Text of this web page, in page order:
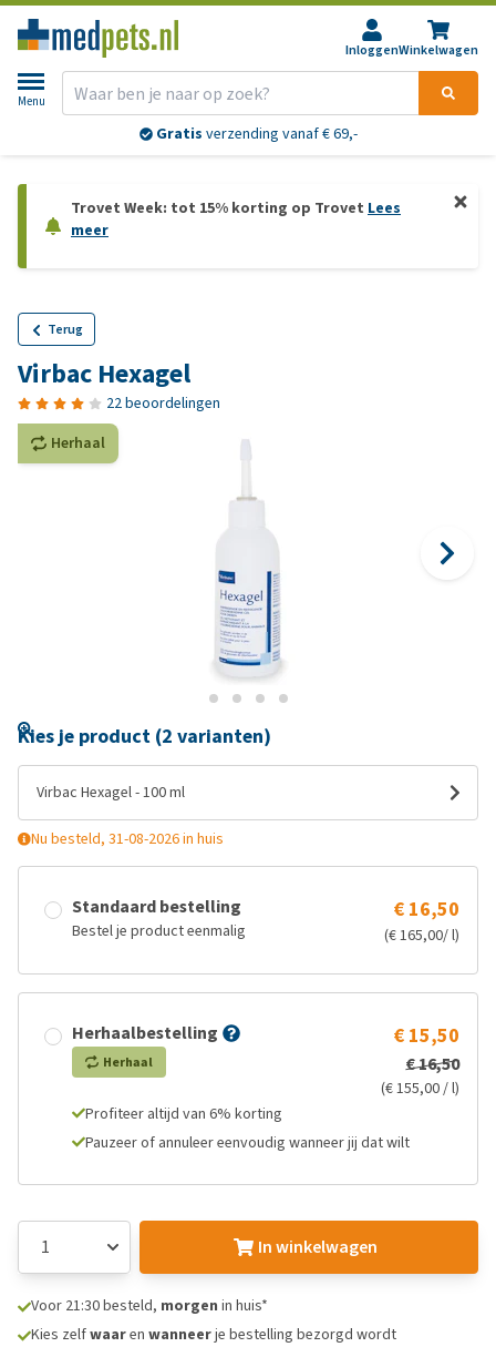
InloggenWinkelwagen
Menu
Gratis verzending vanaf € 69,-
Trovet Week: tot 15% korting op Trovet Lees
meer
Terug
Virbac Hexagel
22 beoordelingen
Herhaal
Kies je product (2 varianten)
Virbac Hexagel - 100 ml
Nu besteld, 31-08-2026 in huis
Standaard bestelling
Bestel je product eenmalig
€ 16,50
(€ 165,00/ l)
Herhaalbestelling
Herhaal
€ 15,50
€ 16,50
(€ 155,00 / l)
Profiteer altijd van 6% korting
Pauzeer of annuleer eenvoudig wanneer jij dat wilt
In winkelwagen
Voor 21:30 besteld, morgen in huis*
Kies zelfwaaren wanneerje bestelling bezorgd wordt